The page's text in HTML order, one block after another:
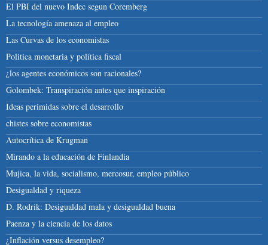
El PBI del nuevo Indec segun Coremberg
La tecnología amenaza al empleo
Las Curvas de los economistas
Politica monetaria y política fiscal
¿los agentes económicos son racionales?
Golombek: Transpiración antes que inspiración
Ideas perimidas sobre el desarrollo
chistes sobre economistas
Autocrítica de Krugman
Mirando a la educación de Finlandia
Mujica, la vida, socialismo, mercosur, empleo público
Desigualdad y riqueza
D. Rodrik: Desigualdad mala y desigualdad buena
Paenza y la ciencia de los datos
¿Inflación versus desempleo?